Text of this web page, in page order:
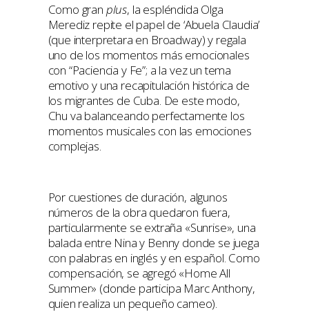
Como gran plus, la espléndida Olga
Merediz repite el papel de ‘Abuela Claudia’
(que interpretara en Broadway) y regala
uno de los momentos más emocionales
con “Paciencia y Fe”; a la vez un tema
emotivo y una recapitulación histórica de
los migrantes de Cuba. De este modo,
Chu va balanceando perfectamente los
momentos musicales con las emociones
complejas.
Por cuestiones de duración, algunos
números de la obra quedaron fuera,
particularmente se extraña «Sunrise», una
balada entre Nina y Benny donde se juega
con palabras en inglés y en español. Como
compensación, se agregó «Home All
Summer» (donde participa Marc Anthony,
quien realiza un pequeño cameo).